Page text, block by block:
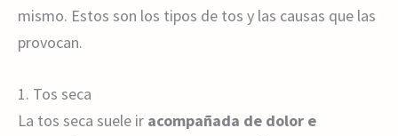
mismo. Estos son los tipos de tos y las causas que las
provocan.
1. Tos seca
La tos seca suele ir acompañada de dolor e